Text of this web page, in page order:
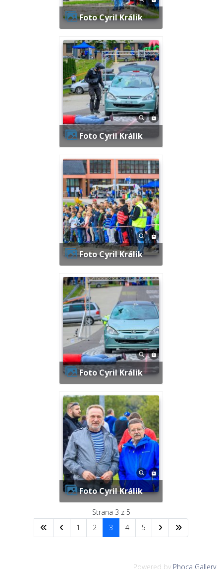
Foto Cyril Králik
Foto Cyril Králik
Foto Cyril Králik
Foto Cyril Králik
Foto Cyril Králik
Strana 3 z 5
1
2 3 4 5
Powered by Phoca Gallery